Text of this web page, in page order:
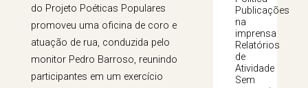
do Projeto Poéticas Populares
promoveu uma oficina de coro e
atuação de rua, conduzida pelo
monitor Pedro Barroso, reunindo
participantes em um exercício
Publicações
na
imprensa
Relatórios
de
Atividade
Sem